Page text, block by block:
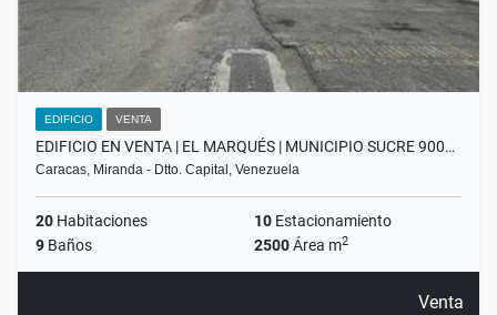
EDIFICIO VENTA
EDIFICIO EN VENTA | EL MARQUÉS | MUNICIPIO SUCRE 900…
Caracas, Miranda - Dtto. Capital, Venezuela
20 Habitaciones 10 Estacionamiento
9 Baños 2500Área m2
Venta